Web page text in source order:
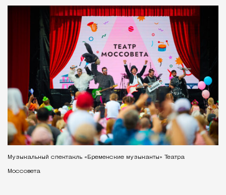
Музыкальный спектакль «Бременские музыканты» Театра
Моссовета